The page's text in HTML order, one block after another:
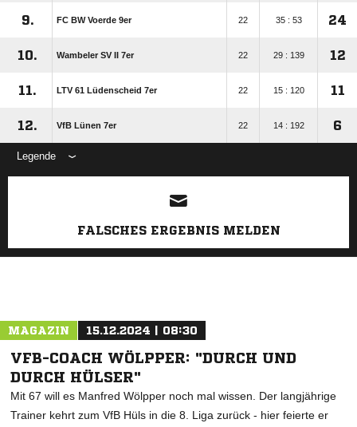
9. FC BW Voerde 9er 22 35 : 53 24
10. Wambeler SV II 7er 22 29 : 139 12
11. LTV 61 Lüdenscheid 7er 22 15 : 120 11
12. VfB Lünen 7er 22 14 : 192 6
Legende
ANZEIGE
FALSCHES ERGEBNIS MELDEN
MAGAZIN 15.12.2024 | 08:30
VFB-COACH WÖLPPER: "DURCH UND
DURCH HÜLSER"
Mit 67 will es Manfred Wölpper noch mal wissen. Der langjährige
Trainer kehrt zum VfB Hüls in die 8. Liga zurück - hier feierte er